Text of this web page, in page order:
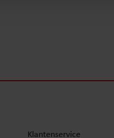
Klantenservice